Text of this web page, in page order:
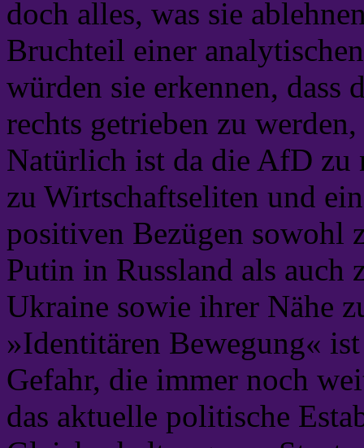
doch alles, was sie
Bruchteil einer
würden sie erkennen, dass
rechts getrieben zu
Natürlich ist da die AfD zu
zu Wirtschaftseliten und
positiven Bezügen sowohl
Putin in Russland als auch
Ukraine sowie ihrer Nähe
»Identitären Bewegung«
Gefahr, die immer noch
das aktuelle politische